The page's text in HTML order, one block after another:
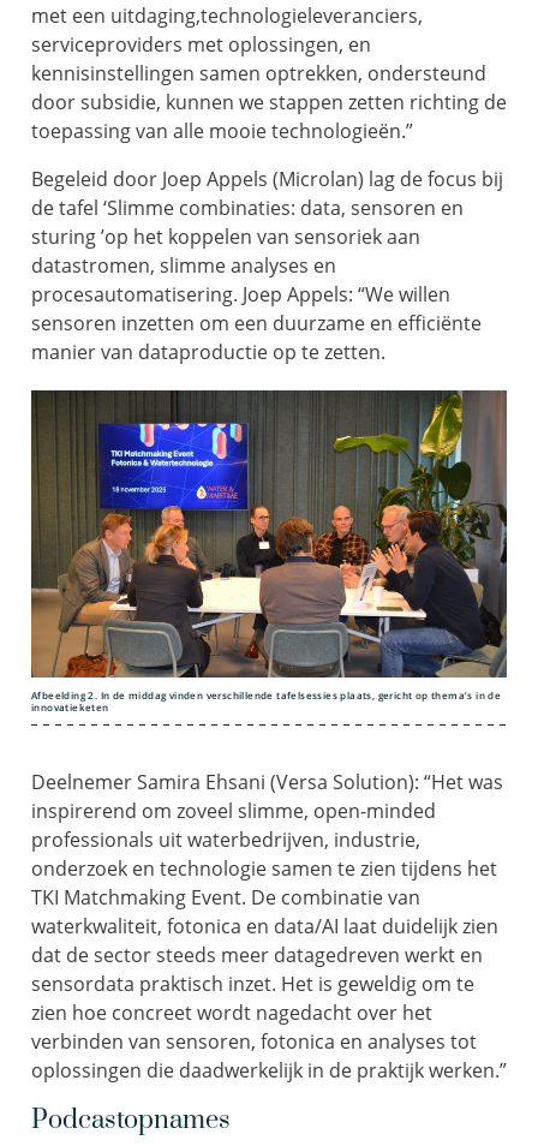
met een uitdaging,technologieleveranciers,
serviceproviders met oplossingen, en
kennisinstellingen samen optrekken, ondersteund
door subsidie, kunnen we stappen zetten richting de
toepassing van alle mooie technologieën.”
Begeleid door Joep Appels (Microlan) lag de focus bij
de tafel ‘Slimme combinaties: data, sensoren en
sturing ’op het koppelen van sensoriek aan
datastromen, slimme analyses en
procesautomatisering. Joep Appels: “We willen
sensoren inzetten om een duurzame en efficiënte
manier van dataproductie op te zetten.
Afbeelding 2. In de middag vinden verschillende tafelsessies plaats, gericht op thema’s in de
innovatieketen
Deelnemer Samira Ehsani (Versa Solution): “Het was
inspirerend om zoveel slimme, open-minded
professionals uit waterbedrijven, industrie,
onderzoek en technologie samen te zien tijdens het
TKI Matchmaking Event. De combinatie van
waterkwaliteit, fotonica en data/AI laat duidelijk zien
dat de sector steeds meer datagedreven werkt en
sensordata praktisch inzet. Het is geweldig om te
zien hoe concreet wordt nagedacht over het
verbinden van sensoren, fotonica en analyses tot
oplossingen die daadwerkelijk in de praktijk werken.”
Podcastopnames